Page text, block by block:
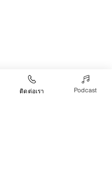
ติดต่อเรา Podcast